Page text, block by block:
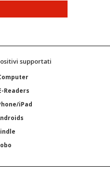
supportati
Readers
iPad